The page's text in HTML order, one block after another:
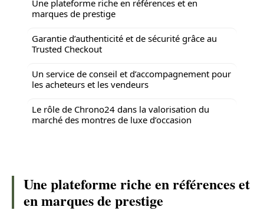
Une plateforme riche en références et en
marques de prestige
Garantie d’authenticité et de sécurité grâce au
Trusted Checkout
Un service de conseil et d’accompagnement pour
les acheteurs et les vendeurs
Le rôle de Chrono24 dans la valorisation du
marché des montres de luxe d’occasion
Une plateforme riche en références et
en marques de prestige